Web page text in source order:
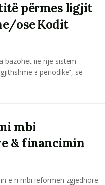
përmes ligjit
ose Kodit
bazohet në një sistem
e periodike”, se
mbi
& financimin
e ri mbi reformën zgjedhore: